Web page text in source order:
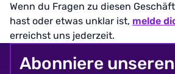
Wenn du Fragen zu diesen
hast oder etwas unklar ist, melde
erreichst uns jederzeit.
Abonniere unseren